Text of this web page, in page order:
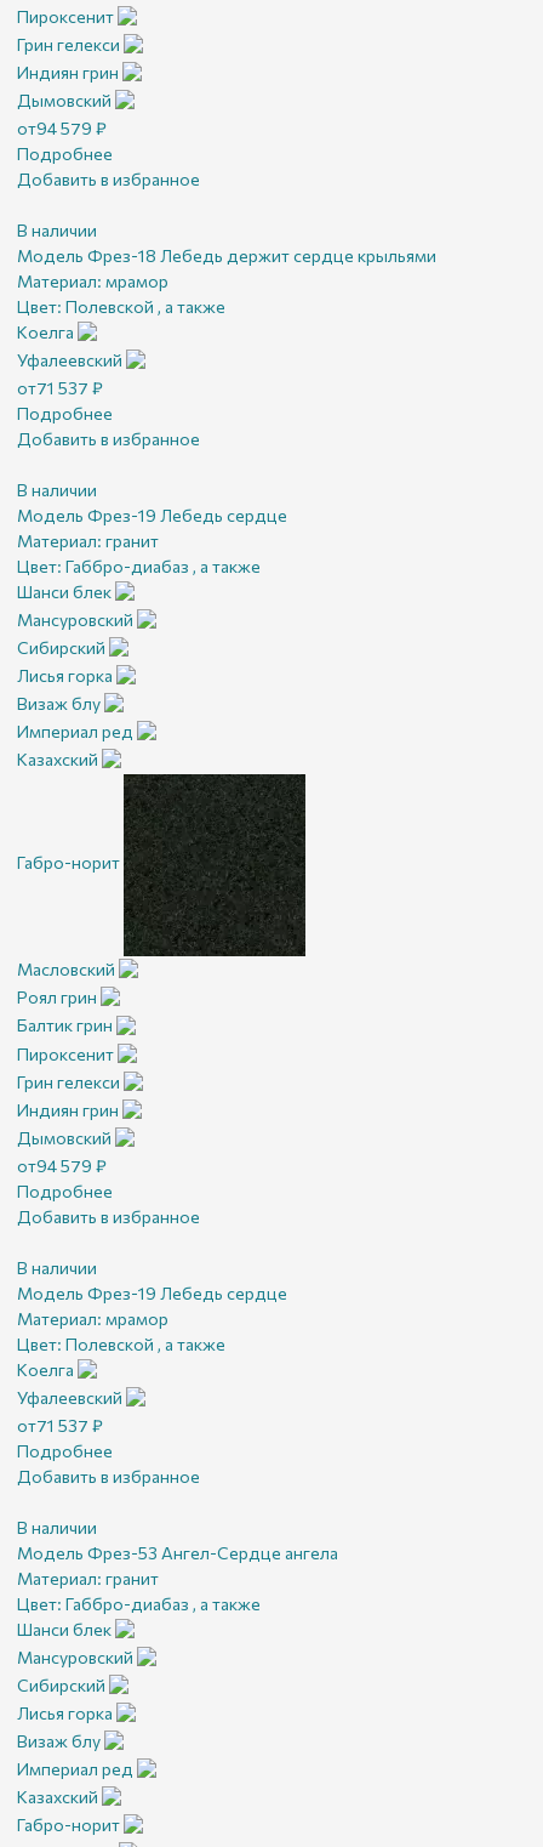
Пироксенит
Грин гелекси
Индиян грин
Дымовский
от94 579 ₽
Подробнее
Добавить в избранное
В наличии
Модель Фрез-18 Лебедь держит сердце крыльями
Материал: мрамор
Цвет: Полевской , а также
Коелга
Уфалеевский
от71 537 ₽
Подробнее
Добавить в избранное
В наличии
Модель Фрез-19 Лебедь сердце
Материал: гранит
Цвет: Габбро-диабаз , а также
Шанси блек
Мансуровский
Сибирский
Лисья горка
Визаж блу
Империал ред
Казахский
Габро-норит
Масловский
Роял грин
Балтик грин
Пироксенит
Грин гелекси
Индиян грин
Дымовский
от94 579 ₽
Подробнее
Добавить в избранное
В наличии
Модель Фрез-19 Лебедь сердце
Материал: мрамор
Цвет: Полевской , а также
Коелга
Уфалеевский
от71 537 ₽
Подробнее
Добавить в избранное
В наличии
Модель Фрез-53 Ангел-Сердце ангела
Материал: гранит
Цвет: Габбро-диабаз , а также
Шанси блек
Мансуровский
Сибирский
Лисья горка
Визаж блу
Империал ред
Казахский
Габро-норит